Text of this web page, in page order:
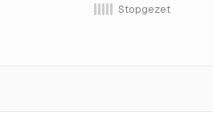
Stopgezet